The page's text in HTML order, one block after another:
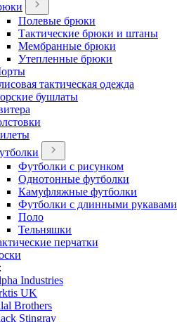
Полевые брюки
Тактические брюки и штаны
Мембранные брюки
Утепленные брюки
тактическая одежда
бушлаты
Футболки с рисунком
Однотонные футболки
Камуфляжные футболки
Футболки с длинными рукавами
Поло
Тельняшки
перчатки
Industries
UK
Brothers
Stingray